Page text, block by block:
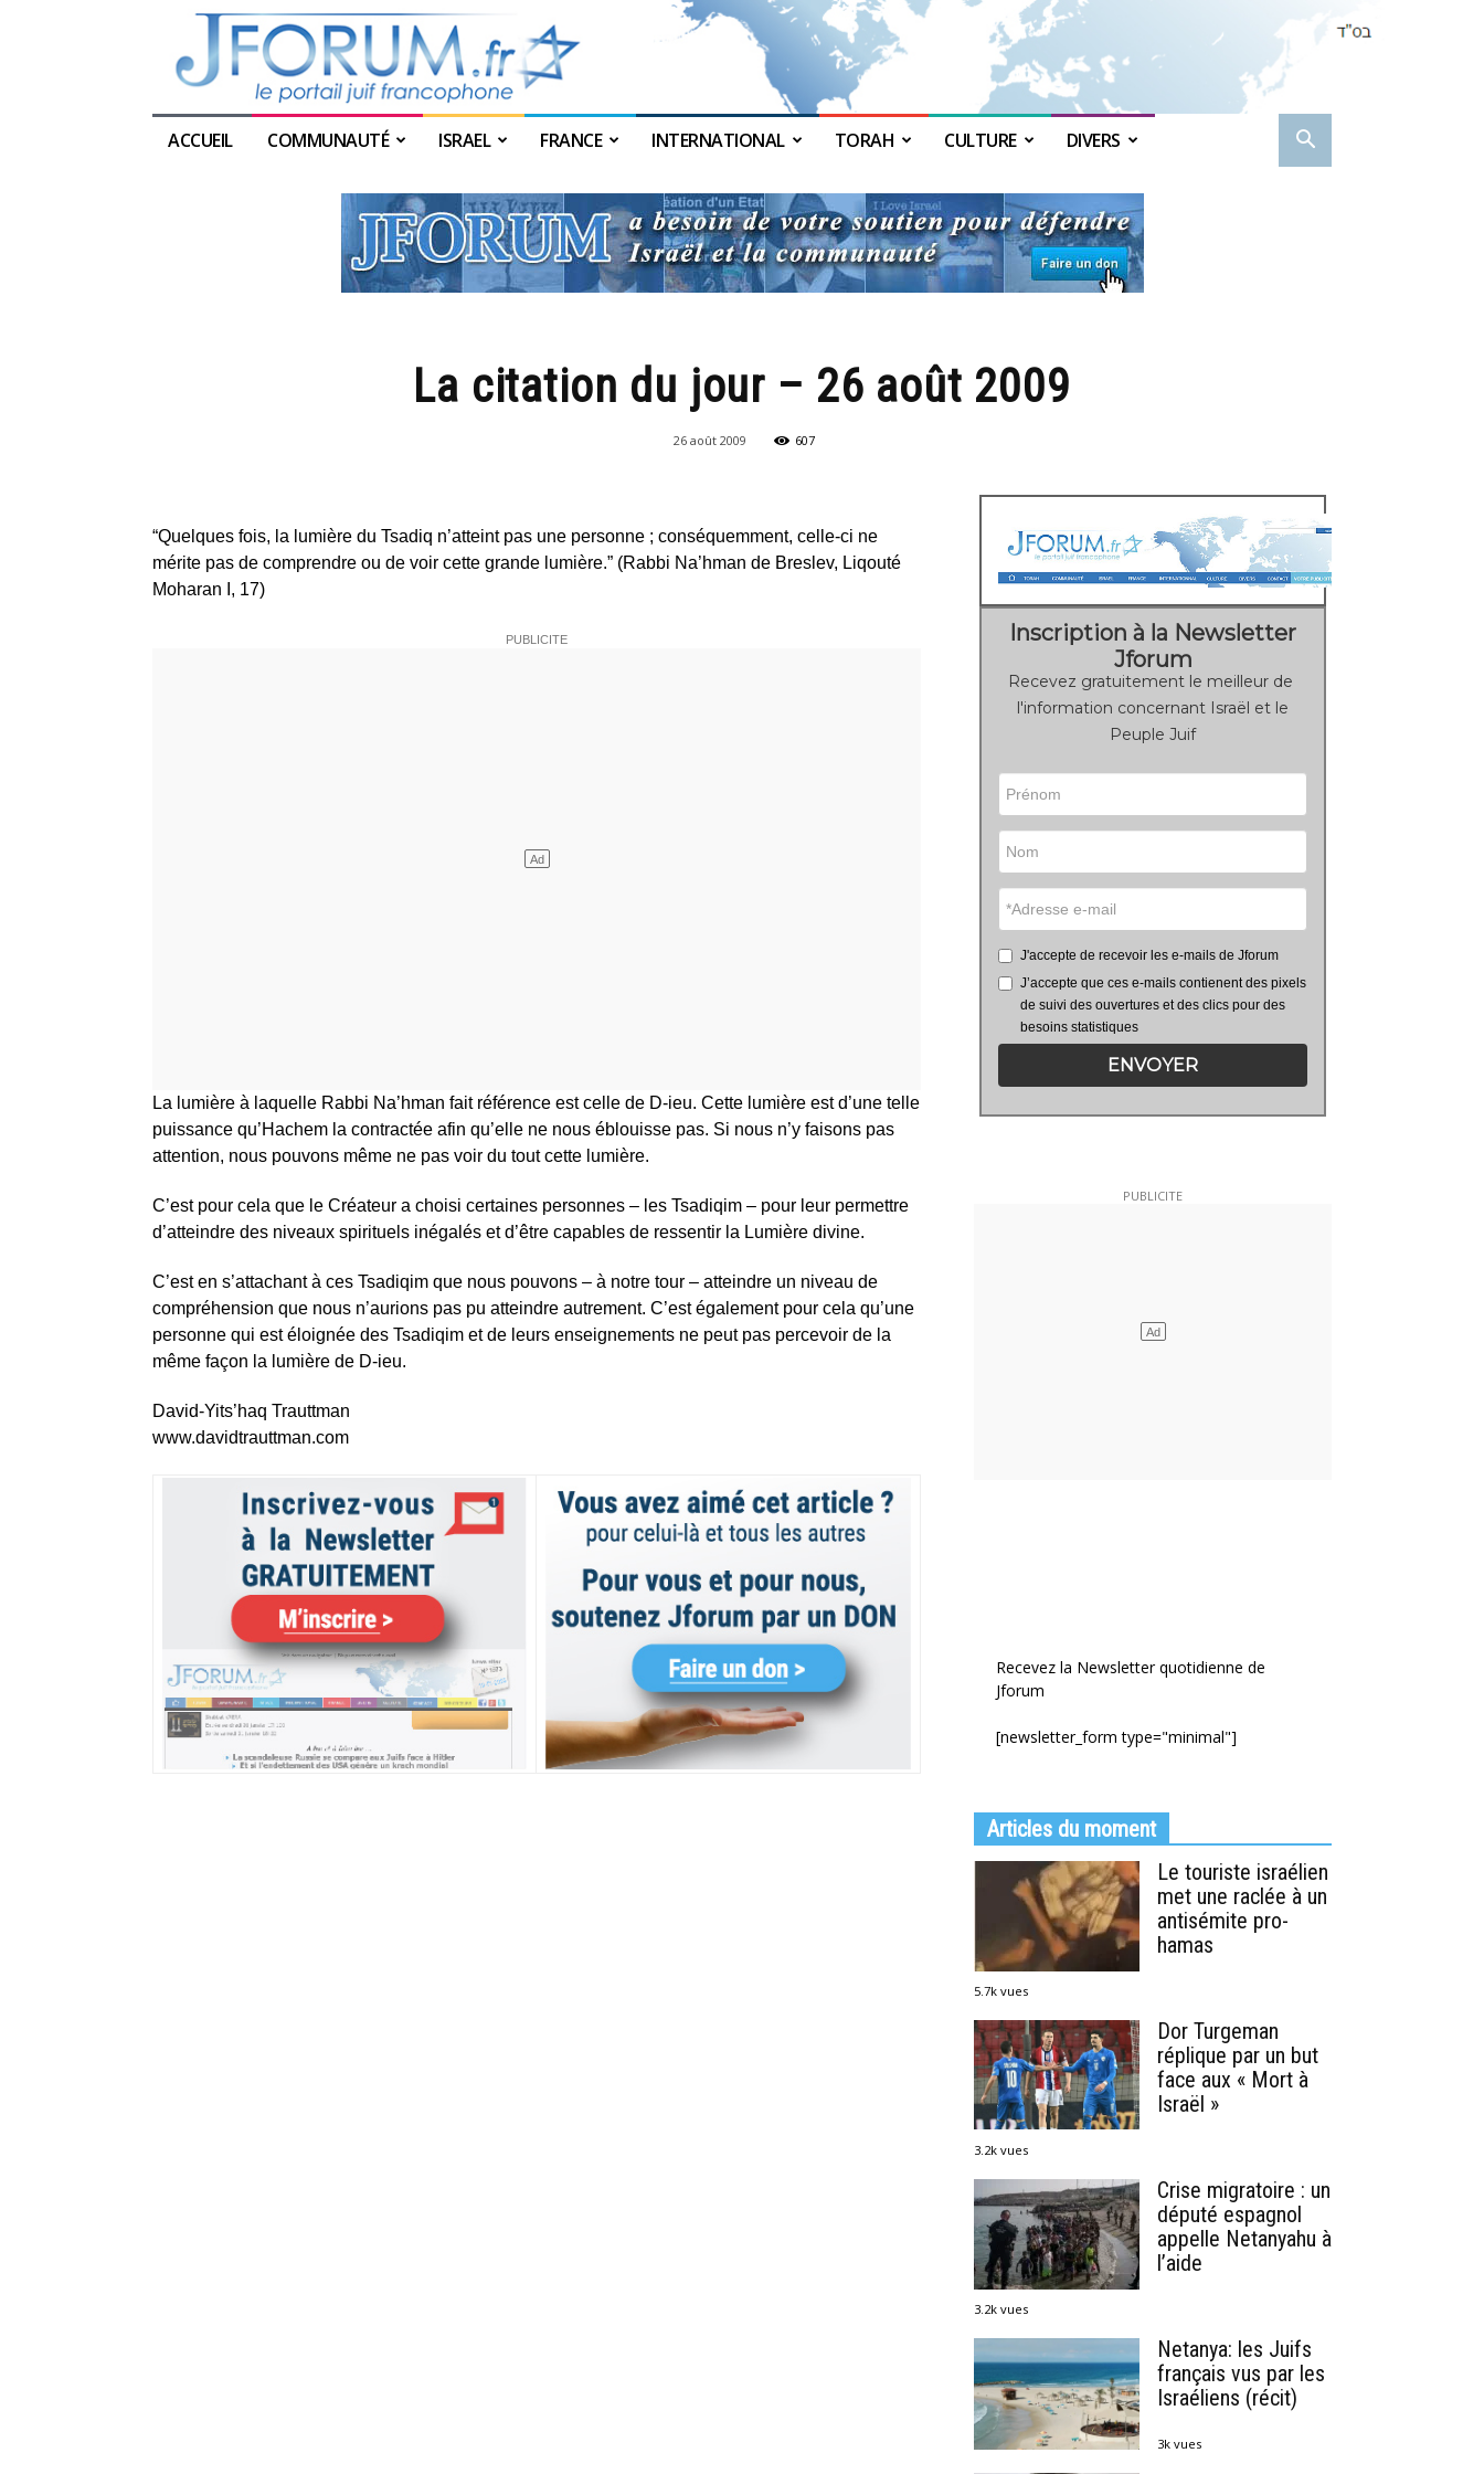
ACCUEIL COMMUNAUTÉ ISRAEL FRANCE INTERNATIONAL TORAH CULTURE DIVERS
La citation du jour – 26 août 2009
26 août 2009 607
“Quelques fois, la lumière du Tsadiq n’atteint pas une personne ; conséquemment, celle-ci ne
mérite pas de comprendre ou de voir cette grande lumière.” (Rabbi Na’hman de Breslev, Liqouté
Moharan I, 17)
La lumière à laquelle Rabbi Na’hman fait référence est celle de D-ieu. Cette lumière est d’une telle
puissance qu’Hachem la contractée afin qu’elle ne nous éblouisse pas. Si nous n’y faisons pas
attention, nous pouvons même ne pas voir du tout cette lumière.
C’est pour cela que le Créateur a choisi certaines personnes – les Tsadiqim – pour leur permettre
d’atteindre des niveaux spirituels inégalés et d’être capables de ressentir la Lumière divine.
C’est en s’attachant à ces Tsadiqim que nous pouvons – à notre tour – atteindre un niveau de
compréhension que nous n’aurions pas pu atteindre autrement. C’est également pour cela qu’une
personne qui est éloignée des Tsadiqim et de leurs enseignements ne peut pas percevoir de la
même façon la lumière de D-ieu.
David-Yits’haq Trauttman
www.davidtrauttman.com
Inscription à la Newsletter
Jforum
Recevez gratuitement le meilleur de
l'information concernant Israël et le
Peuple Juif
J'accepte de recevoir les e-mails de Jforum
J’accepte que ces e-mails contienent des pixels
de suivi des ouvertures et des clics pour des
besoins statistiques
ENVOYER
Recevez la Newsletter quotidienne de
Jforum
[newsletter_form type="minimal"]
Articles du moment
Le touriste israélien
met une raclée à un
antisémite pro-
hamas
5.7k vues
Dor Turgeman
réplique par un but
face aux « Mort à
Israël »
3.2k vues
Crise migratoire : un
député espagnol
appelle Netanyahu à
l’aide
3.2k vues
Netanya: les Juifs
français vus par les
Israéliens (récit)
3k vues